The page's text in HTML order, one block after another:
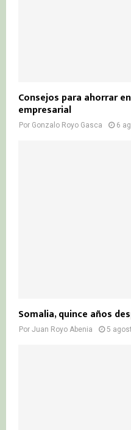
Consejos para ahorrar
empresarial
Por Gonzalo Royo Gasca 6
Somalia, quince años
Por Juan Royo Abenia 5